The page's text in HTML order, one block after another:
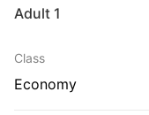
1 Adult
Class
Economy